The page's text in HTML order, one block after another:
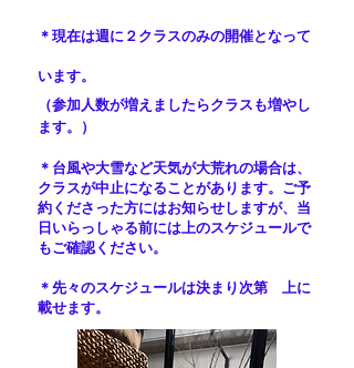
＊現在は週に２クラスのみの開催となって
います。
（参加人数が増えましたらクラスも増やし
ます。）
＊台風​や大雪など天気が大荒れの場合は、
クラスが中止になることがあります。ご予
約くださった方にはお知らせしますが、当
日いらっしゃる前には上のスケジュールで
もご確認ください。
​＊先々のスケジュールは決まり次第 上に
載せます。